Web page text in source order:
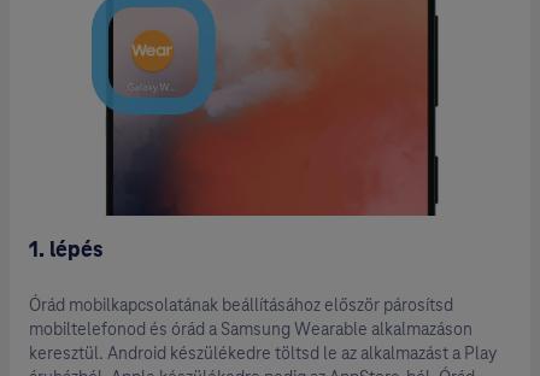
1. lépés
Órád mobilkapcsolatának beállításához először párosítsd
mobiltelefonod és órád a Samsung Wearable alkalmazáson
keresztül. Android készülékedre töltsd le az alkalmazást a Play